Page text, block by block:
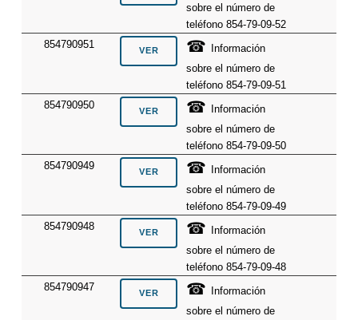
sobre el número de
teléfono 854-79-09-52
854790951
☎
Información
sobre el número de
teléfono 854-79-09-51
854790950
☎
Información
sobre el número de
teléfono 854-79-09-50
854790949
☎
Información
sobre el número de
teléfono 854-79-09-49
854790948
☎
Información
sobre el número de
teléfono 854-79-09-48
854790947
☎
Información
sobre el número de